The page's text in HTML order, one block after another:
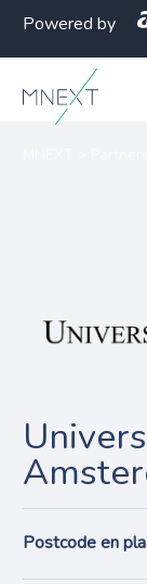
Powered by
Postcode en